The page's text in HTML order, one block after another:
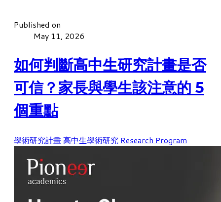
Published on
May 11, 2026
如何判斷高中生研究計畫是否
可信？家長與學生該注意的 5
個重點
學術研究計畫高中生學術研究 Research Program